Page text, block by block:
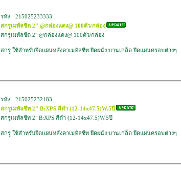
รหัส : 215025233333
สกรูเมทัลชีต 2" @กล่องแดง@ 100ตัว/กล่อง
สกรูเมทัลชีต 2" @กล่องแดง@ 100ตัว/กล่อง
สกรู ใช้สำหรับยึดแผ่นหลังคาเมทัลชีท ยึดผนัง บานเกล็ด ยึดแผ่นครอบต่างๆ
รหัส : 215025232183
สกรูเมทัลชีท 2" B:XPS สีดำ (12-14x47.5)W.5ปี
สกรูเมทัลชีท 2" B:XPS สีดำ (12-14x47.5)W.5ปี
สกรู ใช้สำหรับยึดแผ่นหลังคาเมทัลชีท ยึดผนัง บานเกล็ด ยึดแผ่นครอบต่างๆ